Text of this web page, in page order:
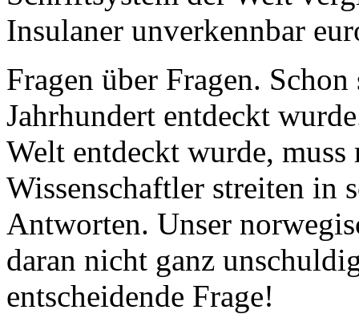
Fragen über Fragen.
Jahrhundert entdeckt
Welt entdeckt wurde, muss
Wissenschaftler streiten in
Antworten. Unser
daran nicht ganz
entscheidende Frage!
Einige der Antworten sind